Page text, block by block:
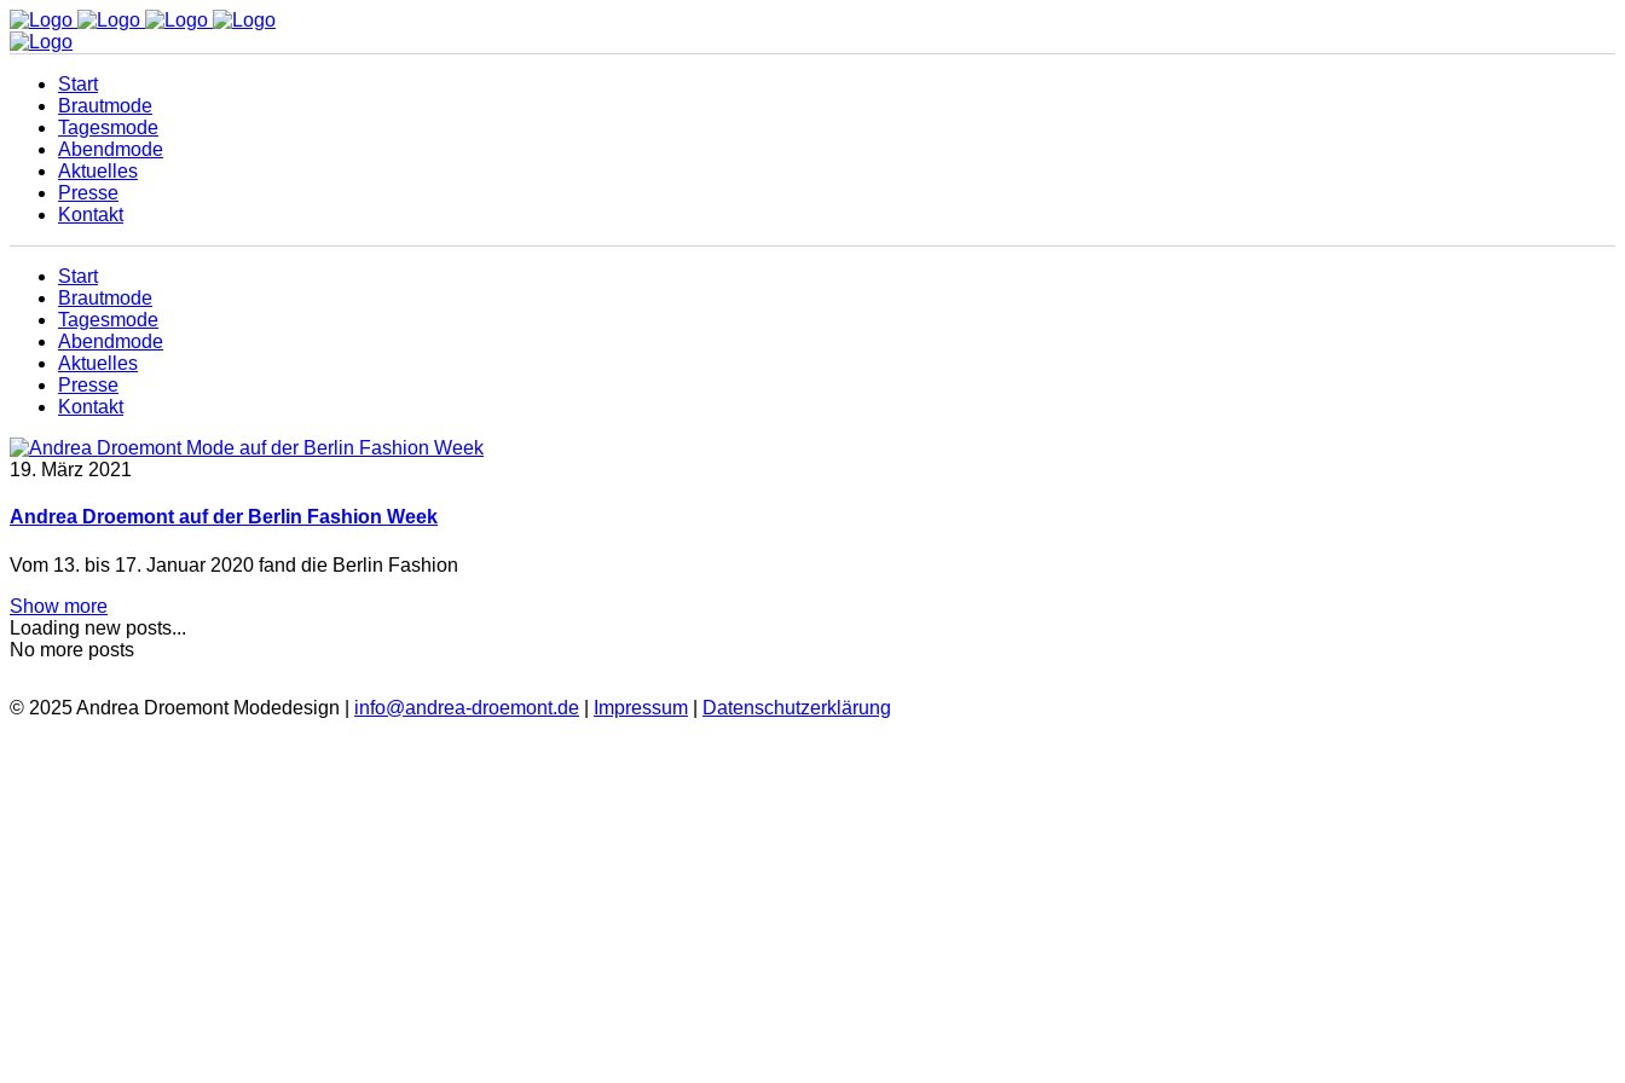
Start
Brautmode
Tagesmode
Abendmode
Aktuelles
Presse
Kontakt
Start
Brautmode
Tagesmode
Abendmode
Aktuelles
Presse
Kontakt
19. März 2021
Andrea Droemont auf der Berlin Fashion Week
Vom 13. bis 17. Januar 2020 fand die Berlin Fashion
Show more
Loading new posts...
No more posts
© 2025 Andrea Droemont Modedesign | info@andrea-droemont.de Impressum Datenschutzerklärung